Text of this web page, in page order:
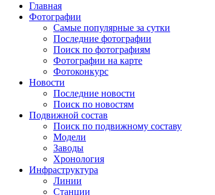
Главная
Фотографии
Cамые популярные за сутки
Последние фотографии
Поиск по фотографиям
Фотографии на карте
Фотоконкурс
Новости
Последние новости
Поиск по новостям
Подвижной состав
Поиск по подвижному составу
Модели
Заводы
Хронология
Инфраструктура
Линии
Станции